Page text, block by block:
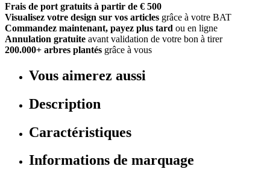
Frais de port gratuits à partir de € 500
Visualisez votre design sur vos articles grâce à votre BAT
Commandez maintenant, payez plus tard ou en ligne
Annulation gratuite avant validation de votre bon à tirer
200.000+ arbres plantés grâce à vous
Vous aimerez aussi
Description
Caractéristiques
Informations de marquage